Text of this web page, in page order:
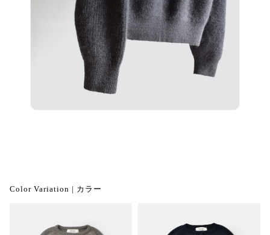
Color Variation | カラー